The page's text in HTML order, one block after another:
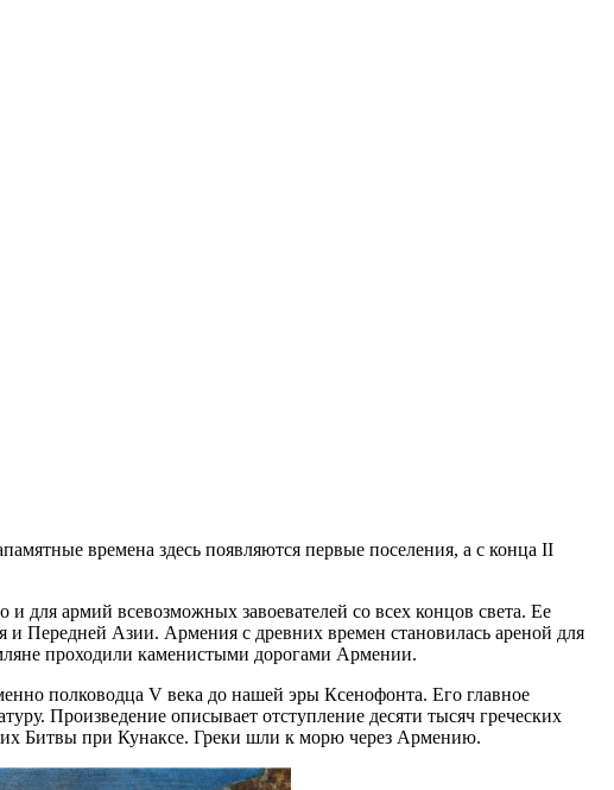
времена здесь появляются первые поселения, а с конца II
для армий всевозможных завоевателей со всех концов света. Ее
и Передней Азии. Армения с древних времен становилась ареной для
проходили каменистыми дорогами Армении.
полководца V века до нашей эры Ксенофонта. Его главное
Произведение описывает отступление десяти тысяч греческих
Битвы при Кунаксе. Греки шли к морю через Армению.